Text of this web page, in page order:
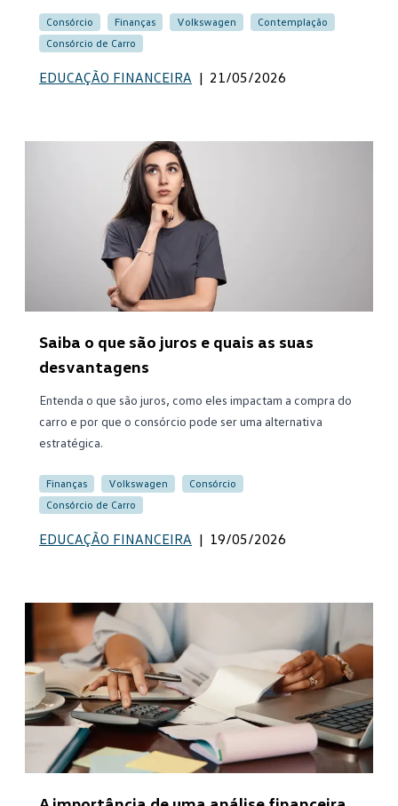
Consórcio Finanças Volkswagen
Contemplação
Consórcio de Carro
EDUCAÇÃO FINANCEIRA | 21/05/2026
Saiba o que são juros e quais as suas
desvantagens
Entenda o que são juros, como eles impactam a compra do
carro e por que o consórcio pode ser uma alternativa
estratégica.
Finanças Volkswagen
Consórcio
Consórcio de Carro
EDUCAÇÃO FINANCEIRA | 19/05/2026